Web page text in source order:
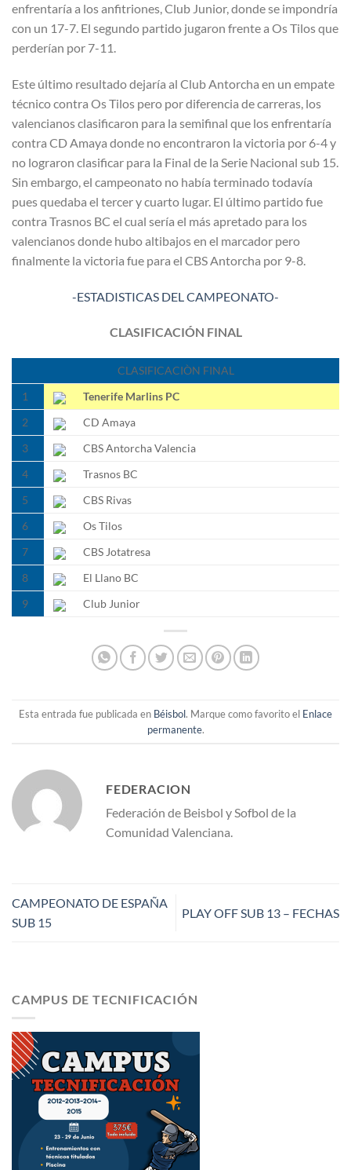
enfrentaría a los anfitriones, Club Junior, donde se impondría
con un 17-7. El segundo partido jugaron frente a Os Tilos que
perderían por 7-11.
Este último resultado dejaría al Club Antorcha en un empate
técnico contra Os Tilos pero por diferencia de carreras, los
valencianos clasificaron para la semifinal que los enfrentaría
contra CD Amaya donde no encontraron la victoria por 6-4 y
no lograron clasificar para la Final de la Serie Nacional sub 15.
Sin embargo, el campeonato no había terminado todavía
pues quedaba el tercer y cuarto lugar. El último partido fue
contra Trasnos BC el cual sería el más apretado para los
valencianos donde hubo altibajos en el marcador pero
finalmente la victoria fue para el CBS Antorcha por 9-8.
-ESTADISTICAS DEL CAMPEONATO-
CLASIFICACIÓN FINAL
CLASIFICACIÒN FINAL
1
Tenerife Marlins PC
2
CD Amaya
3
CBS Antorcha Valencia
4
Trasnos BC
5
CBS Rivas
6
Os Tilos
7
CBS Jotatresa
8
El Llano BC
9
Club Junior
Esta entrada fue publicada en Béisbol. Marque como favorito el Enlace
permanente.
FEDERACION
Federación de Beisbol y Sofbol de la
Comunidad Valenciana.
CAMPEONATO DE ESPAÑA
SUB 15
PLAY OFF SUB 13 – FECHAS
CAMPUS DE TECNIFICACIÓN